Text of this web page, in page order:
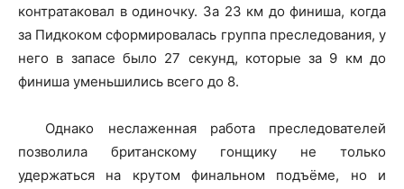
контратаковал в одиночку. За 23 км до финиша, когда
за Пидкоком сформировалась группа преследования, у
него в запасе было 27 секунд, которые за 9 км до
финиша уменьшились всего до 8.
Однако неслаженная работа преследователей
позволила британскому гонщику не только
удержаться на крутом финальном подъёме, но и